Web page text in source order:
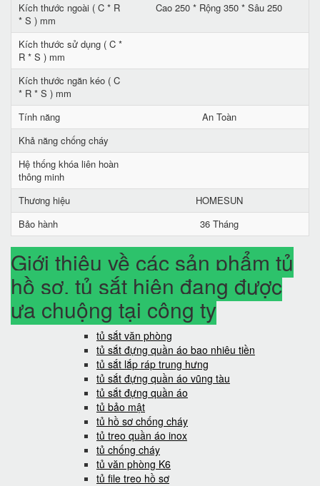
Kích thước ngoài ( C * R
* S ) mm
Cao 250 * Rộng 350 * Sâu 250
Kích thước sử dụng ( C *
R * S ) mm
Kích thước ngăn kéo ( C
* R * S ) mm
Tính năng
An Toàn
Khả năng chống cháy
Hệ thống khóa liên hoàn
thông minh
Thương hiệu
HOMESUN
Bảo hành
36 Tháng
Giới thiệu về các sản phẩm tủ
hồ sơ, tủ sắt hiện đang được
ưa chuộng tại công ty
tủ sắt văn phòng
tủ sắt đựng quần áo bao nhiêu tiền
tủ sắt lắp ráp trung hưng
tủ sắt đựng quần áo vũng tàu
tủ sắt đựng quần áo
tủ bảo mật
tủ hồ sơ chống cháy
tủ treo quần áo inox
tủ chống cháy
tủ văn phòng K6
tủ file treo hồ sơ